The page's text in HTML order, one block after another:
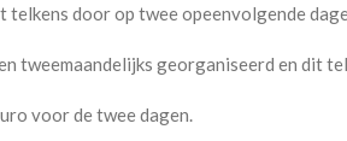
door op twee opeenvolgende
tweemaandelijks georganiseerd en dit
voor de twee dagen.